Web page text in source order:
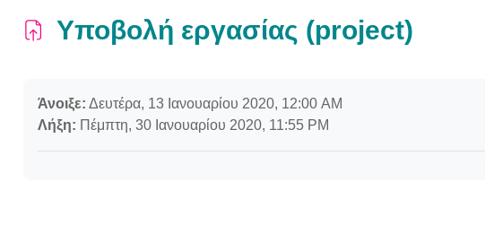
Υποβολή εργασίας (project)
Άνοιξε: Δευτέρα, 13 Ιανουαρίου 2020, 12:00 AM
Λήξη: Πέμπτη, 30 Ιανουαρίου 2020, 11:55 PM